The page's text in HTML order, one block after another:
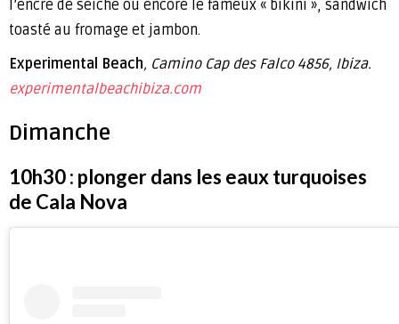
l’encre de seiche ou encore le fameux « bikini », sandwich
toasté au fromage et jambon.
Experimental Beach, Camino Cap des Falco 4856, Ibiza.
experimentalbeachibiza.com
Dimanche
10h30 : plonger dans les eaux turquoises
de Cala Nova